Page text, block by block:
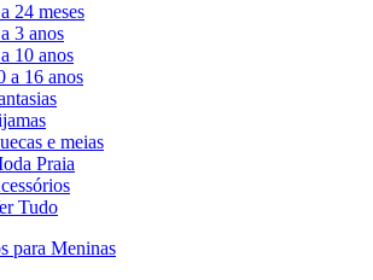
24 meses
3 anos
10 anos
a 16 anos
e meias
Praia
Tudo
para Meninas